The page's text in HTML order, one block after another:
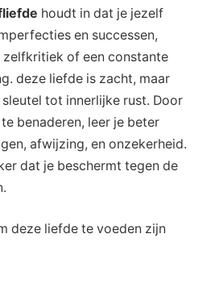
houdt in dat ​je jezelf
en successen,
of een⁢ constante
deze liefde‍ is zacht, maar
tot innerlijke rust. Door
benaderen, leer je beter
afwijzing, en onzekerheid.
dat je beschermt tegen de
deze liefde te‍ voeden zijn